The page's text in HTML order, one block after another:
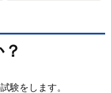
験をします。